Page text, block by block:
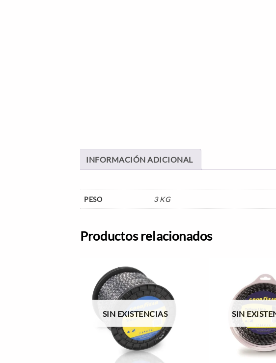
INFORMACIÓN ADICIONAL
PESO 3 KG
Productos relacionados
SIN EXISTENCIAS SIN